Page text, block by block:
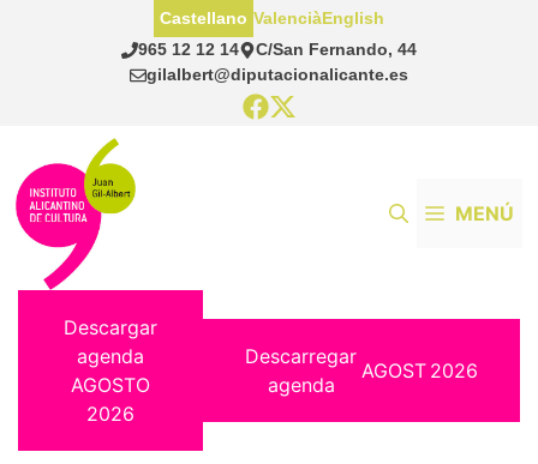
965 12 12 14
C/San Fernando, 44
gilalbert@diputacionalicante.es
Castellano ValenciàEnglish
MENÚ
Descargar
agenda
AGOSTO
2026
Descarregar
agenda
AGOST 2026